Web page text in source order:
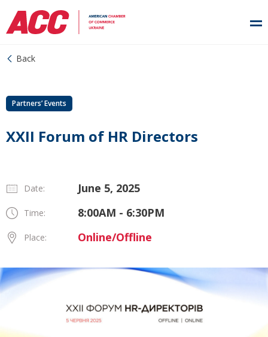
Back
Partners’ Events
XXII Forum of HR Directors
Date: June 5, 2025
Time: 8:00AM - 6:30PM
Place: Online/Offline